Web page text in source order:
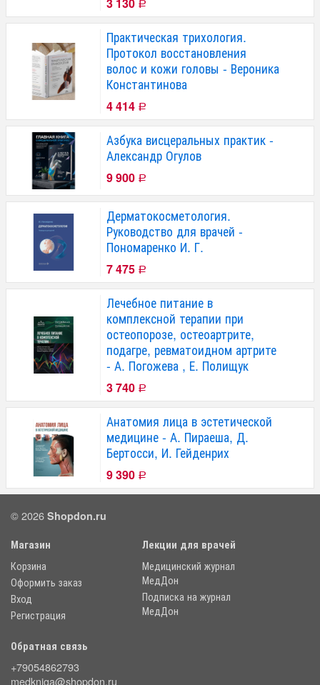
Р
Практическая трихология.
Протокол восстановления
волос и кожи головы - Вероника
Константинова
4 414 Р
Азбука висцеральных практик -
Александр Огулов
9 900 Р
Дерматокосметология.
Руководство для врачей -
Пономаренко И. Г.
7 475 Р
Лечебное питание в
комплексной терапии при
остеопорозе, остеоартрите,
подагре, ревматоидном артрите
- А. Погожева , Е. Полищук
3 740 Р
Анатомия лица в эстетической
медицине - А. Пираеша, Д.
Бертосси, И. Гейденрих
9 390 Р
© 2026 Shopdon.ru
Магазин
Корзина
Оформить заказ
Вход
Регистрация
Лекции для врачей
Медицинский журнал
МедДон
Подписка на журнал
МедДон
Обратная связь
+79054862793
medkniga@shopdon.ru